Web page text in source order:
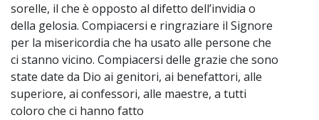
sorelle, il che è opposto al difetto dell’invidia o
della gelosia. Compiacersi e ringraziare il Signore
per la misericordia che ha usato alle persone che
ci stanno vicino. Compiacersi delle grazie che sono
state date da Dio ai genitori, ai benefattori, alle
superiore, ai confessori, alle maestre, a tutti
coloro che ci hanno fatto